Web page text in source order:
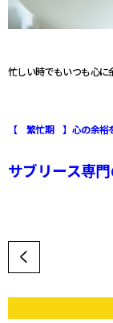
忙しい時でもいつも心に
【 繁忙期 】心の余裕
サブリース専門